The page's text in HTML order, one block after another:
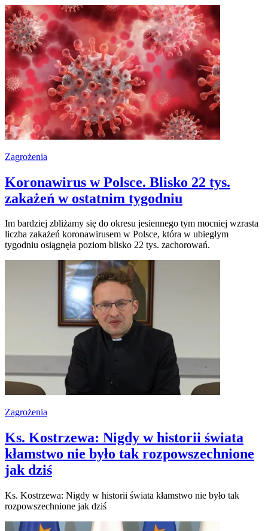
Zagrożenia
Koronawirus w Polsce. Blisko 22 tys.
zakażeń w ostatnim tygodniu
Im bardziej zbliżamy się do okresu jesiennego tym mocniej wzrasta
liczba zakażeń koronawirusem w Polsce, która w ubiegłym
tygodniu osiągnęła poziom blisko 22 tys. zachorowań.
Zagrożenia
Ks. Kostrzewa: Nigdy w historii świata
kłamstwo nie było tak rozpowszechnione
jak dziś
Ks. Kostrzewa: Nigdy w historii świata kłamstwo nie było tak
rozpowszechnione jak dziś